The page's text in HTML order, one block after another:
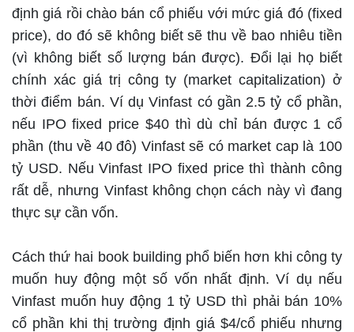
định giá rồi chào bán cổ phiếu với mức giá đó (fixed
price), do đó sẽ không biết sẽ thu về bao nhiêu tiền
(vì không biết số lượng bán được). Đổi lại họ biết
chính xác giá trị công ty (market capitalization) ở
thời điểm bán. Ví dụ Vinfast có gần 2.5 tỷ cổ phần,
nếu IPO fixed price $40 thì dù chỉ bán được 1 cổ
phần (thu về 40 đô) Vinfast sẽ có market cap là 100
tỷ USD. Nếu Vinfast IPO fixed price thì thành công
rất dễ, nhưng Vinfast không chọn cách này vì đang
thực sự cần vốn.
Cách thứ hai book building phổ biến hơn khi công ty
muốn huy động một số vốn nhất định. Ví dụ nếu
Vinfast muốn huy động 1 tỷ USD thì phải bán 10%
cổ phần khi thị trường định giá $4/cổ phiếu nhưng